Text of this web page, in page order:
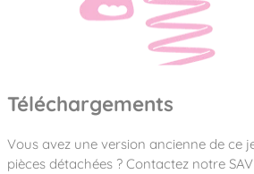
Téléchargements
Vous avez une version ancienne de ce
pièces détachées ? Contactez notre